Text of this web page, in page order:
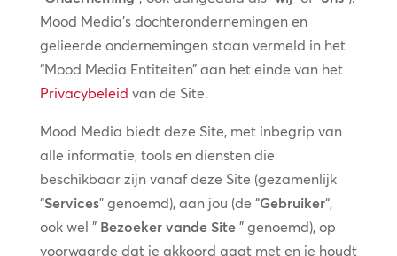
Mood Media’s dochterondernemingen en
gelieerde ondernemingen staan vermeld in het
“Mood Media Entiteiten” aan het einde van het
Privacybeleid van de Site.
Mood Media biedt deze Site, met inbegrip van
alle informatie, tools en diensten die
beschikbaar zijn vanaf deze Site (gezamenlijk
“Services” genoemd), aan jou (de “Gebruiker“,
ook wel ” Bezoeker vande Site” genoemd), op
voorwaarde dat je akkoord gaat met en je houdt